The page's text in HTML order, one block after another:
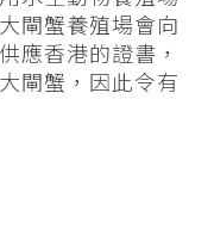
閘蟹養殖場會向
應香港的證書，
閘蟹，因此令有